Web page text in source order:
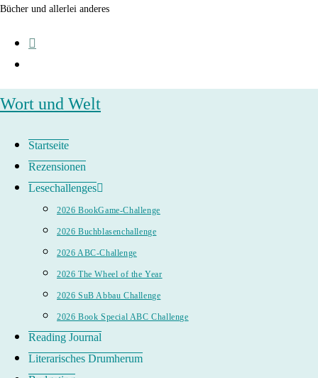
Zum
springen
Bücher und allerlei anderes
Wort und Welt
Startseite
Rezensionen
Lesechallenges
2026 BookGame-Challenge
2026 Buchblasenchallenge
2026 ABC-Challenge
2026 The Wheel of the Year
2026 SuB Abbau Challenge
2026 Book Special ABC Challenge
Reading Journal
Literarisches Drumherum